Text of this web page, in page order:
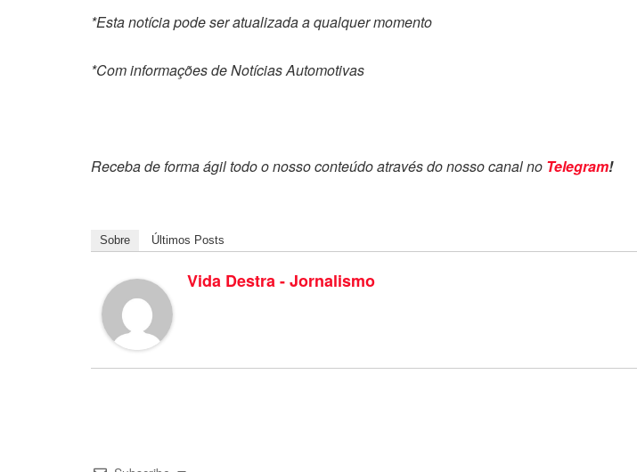
*Esta notícia pode ser atualizada a qualquer momento
*Com informações de Notícias Automotivas
Receba de forma ágil todo o nosso conteúdo através do nosso canal no Telegram!
Sobre Últimos Posts
Vida Destra - Jornalismo